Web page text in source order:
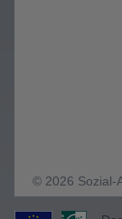
© 2026 Sozial-